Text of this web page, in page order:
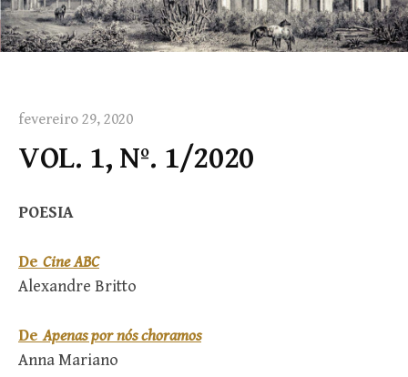
fevereiro 29, 2020
VOL. 1, Nº. 1/2020
POESIA
De Cine ABC
Alexandre Britto
DeApenas por nós choramos
Anna Mariano